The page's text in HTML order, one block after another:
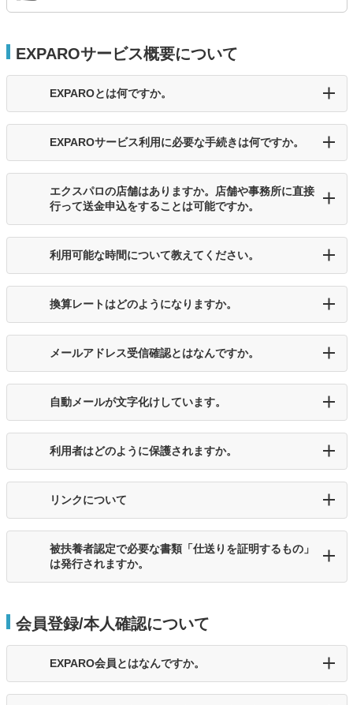
EXPAROサービス概要について
EXPAROとは何ですか。
EXPAROサービス利用に必要な手続きは何ですか。
エクスパロの店舗はありますか。店舗や事務所に直接
行って送金申込をすることは可能ですか。
利用可能な時間について教えてください。
換算レートはどのようになりますか。
メールアドレス受信確認とはなんですか。
自動メールが文字化けしています。
利用者はどのように保護されますか。
リンクについて
被扶養者認定で必要な書類「仕送りを証明するもの」
は発行されますか。
会員登録/本人確認について
EXPARO会員とはなんですか。